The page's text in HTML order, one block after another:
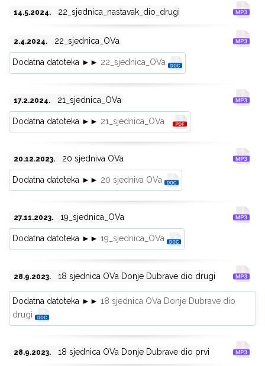
14.5.2024. 22_sjednica_nastavak_dio_drugi
2.4.2024. 22_sjednica_OVa
Dodatna datoteka ►► 22_sjednica_OVa
17.2.2024. 21_sjednica_OVa
Dodatna datoteka ►► 21_sjednica_OVa
20.12.2023. 20 sjedniva OVa
Dodatna datoteka ►► 20 sjedniva OVa
27.11.2023. 19_sjednica_OVa
Dodatna datoteka ►► 19_sjednica_OVa
28.9.2023. 18 sjednica OVa Donje Dubrave dio drugi
Dodatna datoteka ►► 18 sjednica OVa Donje Dubrave dio
drugi
28.9.2023. 18 sjednica OVa Donje Dubrave dio prvi